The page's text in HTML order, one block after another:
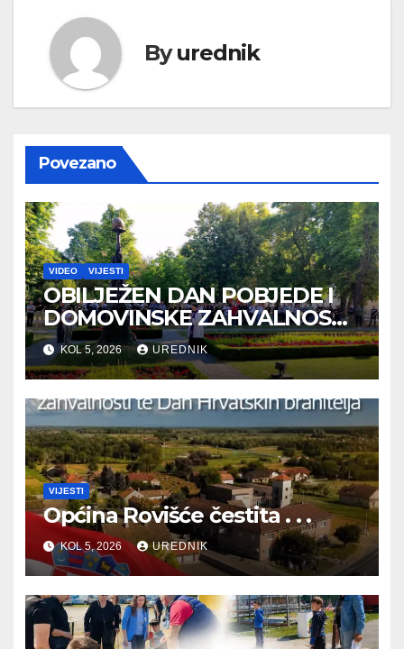
Byurednik
Povezano
VIDEO VIJESTI
OBILJEŽEN DAN POBJEDE I
DOMOVINSKE ZAHVALNOSTI
TE DAN HRVATSKIH
BRANITELJA
KOL 5, 2026 UREDNIK
VIJESTI
Općina Rovišće čestita . . .
KOL 5, 2026 UREDNIK